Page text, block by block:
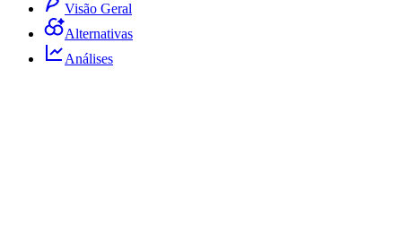
Visão Geral
Alternativas
Análises